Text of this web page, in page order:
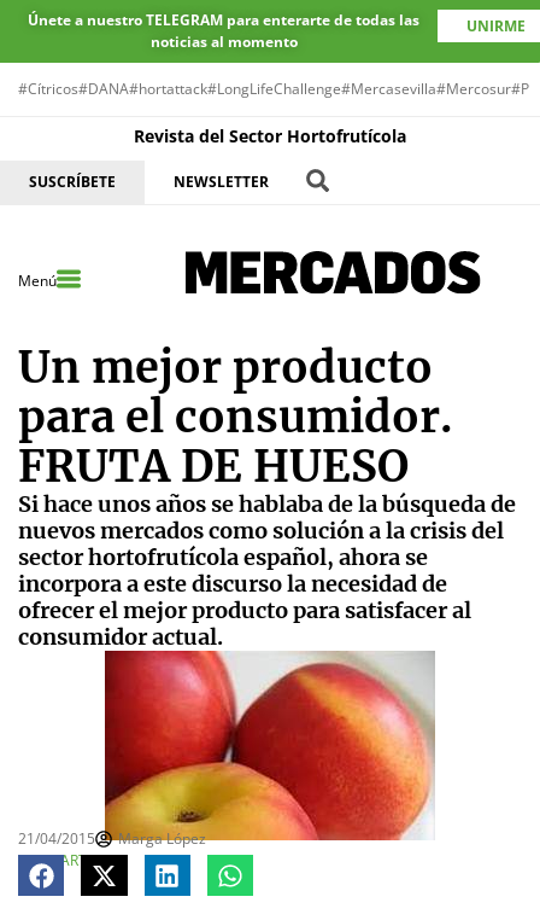
Únete a nuestro TELEGRAM para enterarte de todas las
noticias al momento
UNIRME
#Cítricos#DANA#hortattack#LongLifeChallenge#Mercasevilla#Mercosur
Revista del Sector Hortofrutícola
SUSCRÍBETE NEWSLETTER
Menú
Un mejor producto
para el consumidor.
FRUTA DE HUESO
Si hace unos años se hablaba de la búsqueda de
nuevos mercados como solución a la crisis del
sector hortofrutícola español, ahora se
incorpora a este discurso la necesidad de
ofrecer el mejor producto para satisfacer al
consumidor actual.
21/04/2015
Marga López
COMPARTE